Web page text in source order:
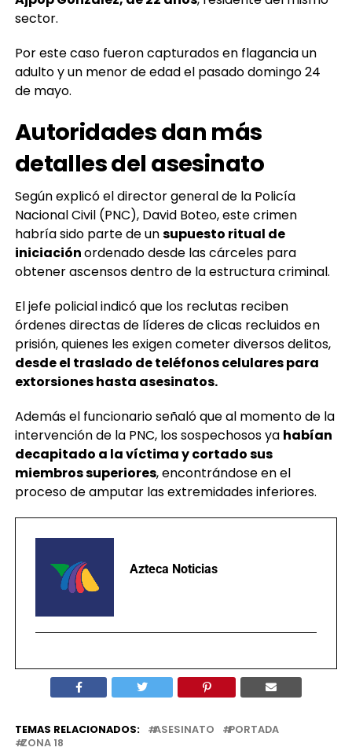
sector.
Por este caso fueron capturados en flagancia un
adulto y un menor de edad el pasado domingo 24
de mayo.
Autoridades dan más
detalles del asesinato
Según explicó el director general de la Policía
Nacional Civil (PNC), David Boteo, este crimen
habría sido parte de unsupuesto ritual de
iniciaciónordenado desde las cárceles para
obtener ascensos dentro de la estructura criminal.
El jefe policial indicó que los reclutas reciben
órdenes directas de líderes de clicas recluidos en
prisión, quienes les exigen cometer diversos delitos,
desde el traslado de teléfonos celulares para
extorsiones hasta asesinatos.
Además el funcionario señaló que al momento de la
intervención de la PNC, los sospechosos ya habían
decapitado a la víctima y cortado sus
miembros superiores, encontrándose en el
proceso de amputar las extremidades inferiores.
Azteca Noticias
TEMAS RELACIONADOS: ASESINATO
PORTADA
ZONA 18